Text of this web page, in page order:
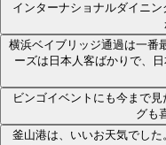
インターナショナルダイニ
横浜ベイブリッジ通過は一番
ーズは日本人客ばかりで、
ビンゴイベントにも今まで
グも
釜山港は、いいお天気でした